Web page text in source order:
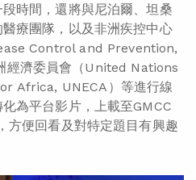
時間，還將與尼泊爾、坦桑
療團隊，以及非洲疾控中心
Control and Prevention,
經濟委員會（United Nations
Africa, UNECA）等進行線
為平台影片，上載至GMCC
方便回看及對特定題目有興趣